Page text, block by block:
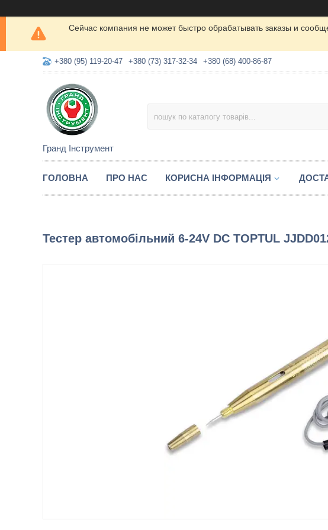
Сейчас компания не может быстро обрабатывать заказы и
+380 (95) 119-20-47 +380 (73) 317-32-34 +380 (68) 400-86-87
Гранд Інструмент
ГОЛОВНА ПРО НАС КОРИСНА ІНФОРМАЦІЯ
Тестер автомобільний 6-24V DC TOPTUL